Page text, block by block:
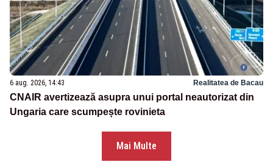
6 aug. 2026, 14:43 Realitatea de Bacau
CNAIR avertizează asupra unui portal neautorizat din
Ungaria care scumpește rovinieta
Mai Multe